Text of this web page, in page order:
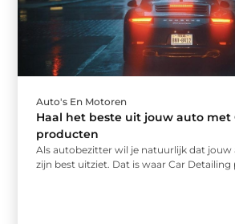
Auto's En Motoren
Haal het beste uit jouw auto met
producten
Als autobezitter wil je natuurlijk dat jouw
zijn best uitziet. Dat is waar Car Detailing